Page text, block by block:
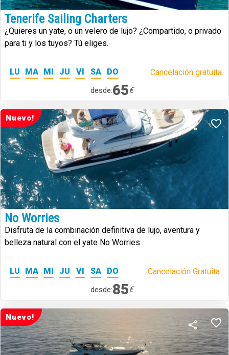
Tenerife Sailing Charters
¿Quieres un yate, o un velero de lujo? ¿Compartido, o privado
para ti y los tuyos? Tú eliges.
LU MA MI JU VI SA DO Cancelación gratuita.
desde:65€
Nuevo!
No Worries
Disfruta de la combinación definitiva de lujo, aventura y
belleza natural con el yate No Worries.
LU MA MI JU VI SA DO Cancelación Gratuita .
desde:85€
Nuevo!